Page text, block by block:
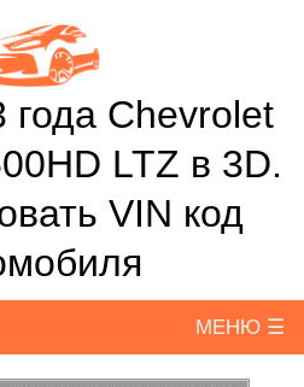
года Chevrolet
LTZ в 3D.
VIN код
МЕНЮ ☰